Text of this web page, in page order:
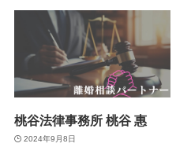
桃谷法律事務所 桃谷 惠
2024年9月8日